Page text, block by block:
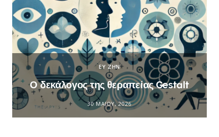
ΕΥ ΖΗΝ
Ο δεκάλογος της θεραπείας Gestalt
30 ΜΑΪ́ΟΥ, 2026